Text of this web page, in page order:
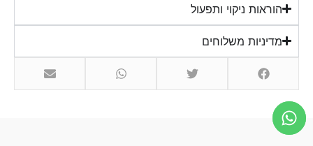
הוראות ניקוי ותפעול
מדיניות משלוחים